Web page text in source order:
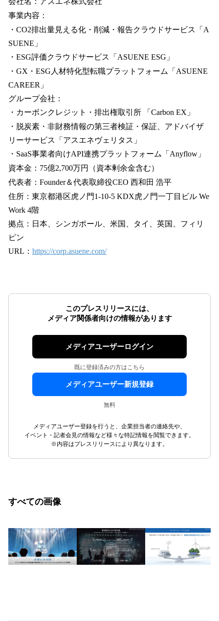
事業内容：
・CO2排出量見える化・削減・報告クラウドサービス「A
SUENE」
・ESG評価クラウドサービス「ASUENE ESG」
・GX・ESG人材特化型転職プラットフォーム「ASUENE
CAREER」
グループ会社：
・カーボンクレジット・排出権取引所 「Carbon EX」
・脱炭素・非財務情報の第三者検証・保証、アドバイザ
リーサービス「アスエネヴェリタス」
・SaaS事業者向けAPI連携プラットフォーム「Anyflow」
資本金：75億2,700万円（資本剰余金含む）
代表者：Founder＆代表取締役CEO 西和田 浩平
住所：東京都港区虎ノ門1-10-5 KDX虎ノ門一丁目ビル We
Work 4階
拠点：日本、シンガポール、米国、タイ、英国、フィリ
ピン
URL： https://corp.asuene.com/
このプレスリリースには、
メディア関係者向けの情報があります
メディアユーザーログイン
既に登録済みの方はこちら
メディアユーザー新規登録
無料
メディアユーザー登録を行うと、企業担当者の連絡先や、
イベント・記者会見の情報など様々な特記情報を閲覧できます。
※内容はプレスリリースにより異なります。
すべての画像